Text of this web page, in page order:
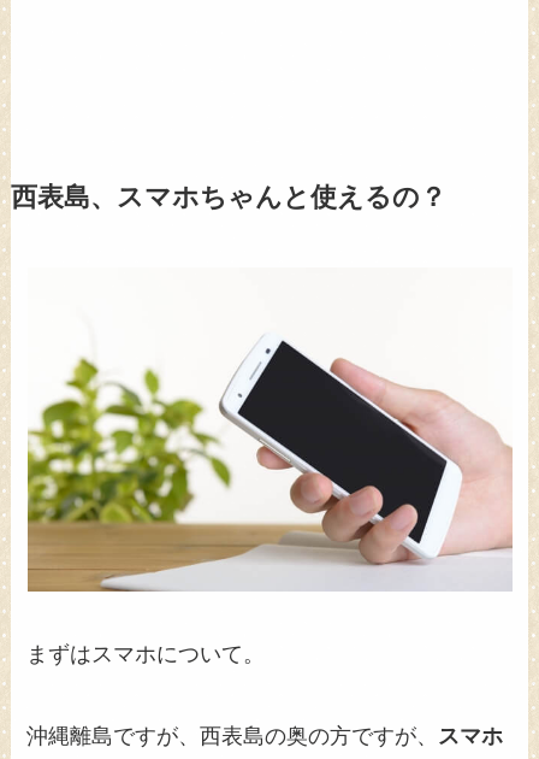
西表島、スマホちゃんと使えるの？
まずはスマホについて。
沖縄離島ですが、西表島の奥の方ですが、 スマホ